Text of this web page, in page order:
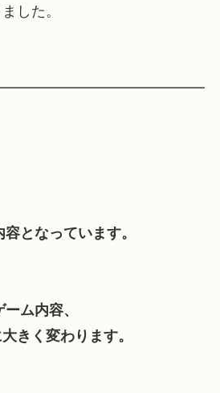
した。
となっています。
ム内容、
きく変わります。